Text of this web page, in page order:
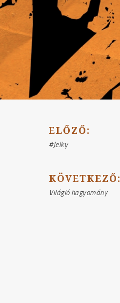
BEJEGYZÉS
NAVIGÁCIÓ
ELŐZŐ:
#Jelky
KÖVETKEZŐ:
Világló hagyomány